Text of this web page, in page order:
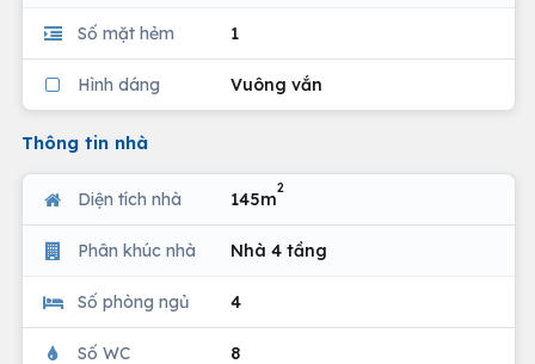
Số mặt hẻm 1
Hình dáng Vuông vắn
Thông tin nhà
Diện tích nhà 145m
2
Phân khúc nhà Nhà 4 tầng
Số phòng ngủ 4
Số WC 8